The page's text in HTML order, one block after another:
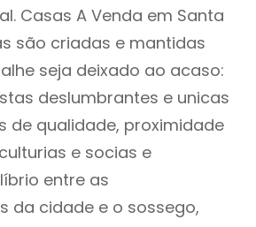
Casas A Venda em Santa
são criadas e mantidas
seja deixado ao acaso:
deslumbrantes e unicas
de qualidade, proximidade
e socias e
entre as
da cidade e o sossego,